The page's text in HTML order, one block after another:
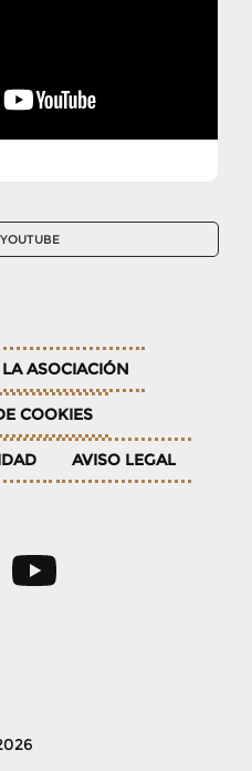
LA ASOCIACIÓN
COOKIES
AVISO LEGAL